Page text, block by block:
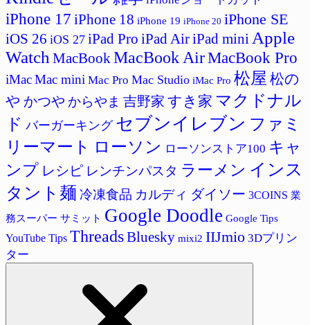
iPhone 17 iPhone 18 iPhone 19 iPhone 20 iPhone SE
iOS 26 iOS 27 iPad Pro iPad AiriPad mini Apple
Watch MacBookMacBook AirMacBook Pro
iMacMac mini Mac Pro Mac Studio iMac Pro 松屋 松の
や かつや からやま 吉野家 すき家 マクドナル
ド バーガーキング セブンイレブン ファミ
リーマート ローソン ローソンストア100 キャ
ンプ レシピ レンチンパスタ ラーメン インス
タント麺 冷凍食品 カルディ ダイソー 3COINS 業
務スーパー サミット Google Doodle Google Tips
YouTube Tips ThreadsBluesky mixi2 IIJmio 3Dプリン
ター